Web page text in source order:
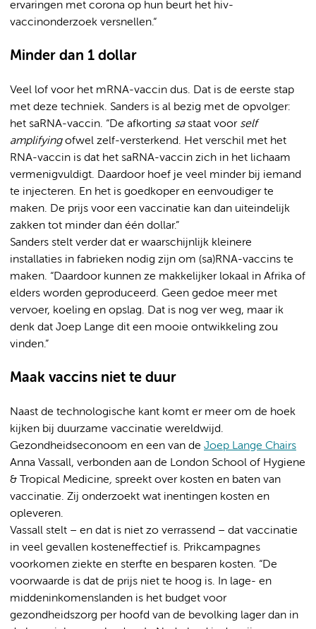
ervaringen met corona op hun beurt het hiv-
vaccinonderzoek versnellen.“
Minder dan 1 dollar
Veel lof voor het mRNA-vaccin dus. Dat is de eerste stap
met deze techniek. Sanders is al bezig met de opvolger:
het saRNA-vaccin. “De afkorting sastaat voor self
amplifyingofwel zelf-versterkend. Het verschil met het
RNA-vaccin is dat het saRNA-vaccin zich in het lichaam
vermenigvuldigt. Daardoor hoef je veel minder bij iemand
te injecteren. En het is goedkoper en eenvoudiger te
maken. De prijs voor een vaccinatie kan dan uiteindelijk
zakken tot minder dan één dollar.”
Sanders stelt verder dat er waarschijnlijk kleinere
installaties in fabrieken nodig zijn om (sa)RNA-vaccins te
maken. “Daardoor kunnen ze makkelijker lokaal in Afrika of
elders worden geproduceerd. Geen gedoe meer met
vervoer, koeling en opslag. Dat is nog ver weg, maar ik
denk dat Joep Lange dit een mooie ontwikkeling zou
vinden.”
Maak vaccins niet te duur
Naast de technologische kant komt er meer om de hoek
kijken bij duurzame vaccinatie wereldwijd.
Gezondheidseconoom en een van de Joep Lange Chairs
Anna Vassall, verbonden aan de London School of Hygiene
& Tropical Medicine, spreekt over kosten en baten van
vaccinatie. Zij onderzoekt wat inentingen kosten en
opleveren.
Vassall stelt – en dat is niet zo verrassend – dat vaccinatie
in veel gevallen kosteneffectief is. Prikcampagnes
voorkomen ziekte en sterfte en besparen kosten. “De
voorwaarde is dat de prijs niet te hoog is. In lage- en
middeninkomenslanden is het budget voor
gezondheidszorg per hoofd van de bevolking lager dan in